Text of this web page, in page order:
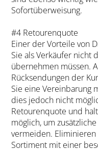
Sofortüberweisung.
#4 Retourenquote
Einer der Vorteile von
Sie als Verkäufer nicht
übernehmen müssen.
Rücksendungen der
Sie eine Vereinbarung
dies jedoch nicht
Retourenquote und
möglich, um
vermeiden. Eliminieren
Sortiment mit einer